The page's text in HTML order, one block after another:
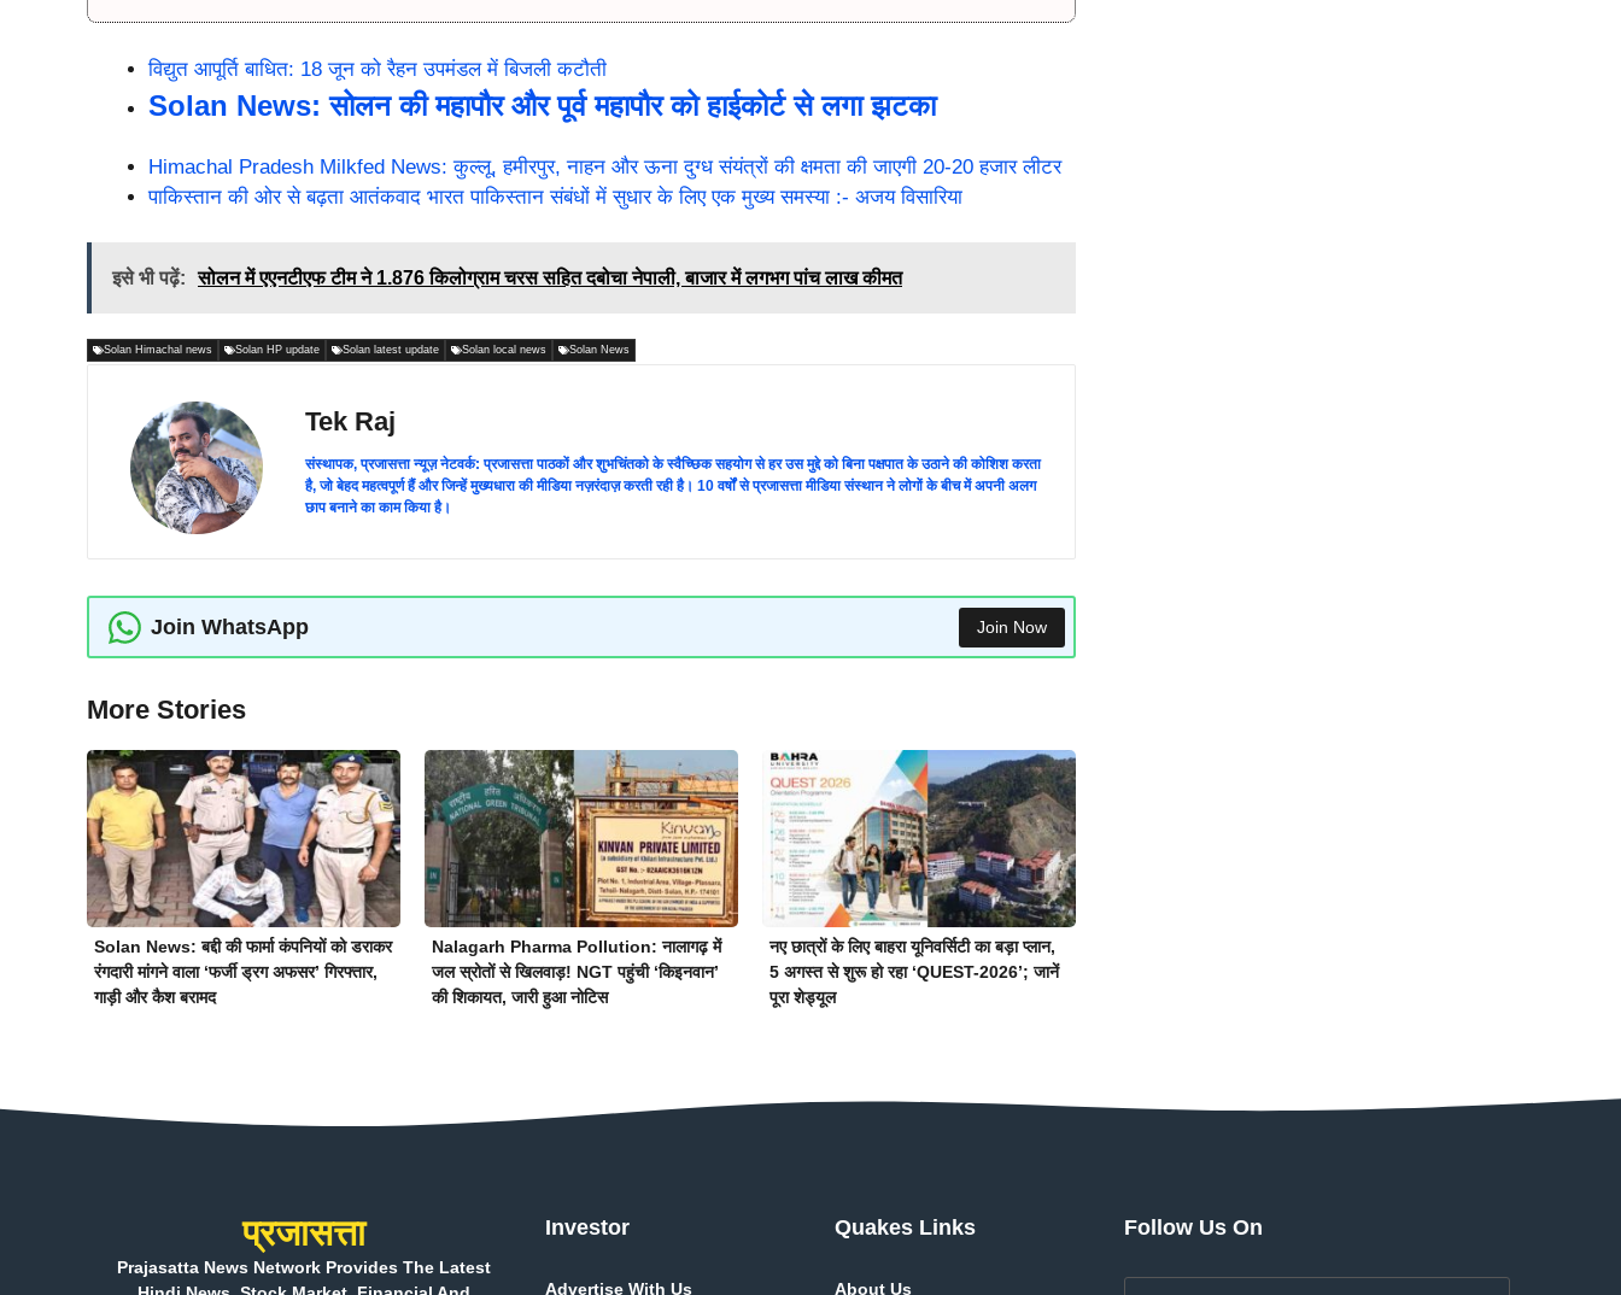
विद्युत आपूर्ति बाधित: 18 जून को रैहन उपमंडल में बिजली कटौती
Solan News: सोलन की महापौर और पूर्व महापौर को हाईकोर्ट से लगा झटका
Himachal Pradesh Milkfed News: कुल्लू, हमीरपुर, नाहन और ऊना दुग्ध संयंत्रों की क्षमता की जाएगी 20-20 हजार लीटर
पाकिस्तान की ओर से बढ़ता आतंकवाद भारत पाकिस्तान संबंधों में सुधार के लिए एक मुख्य समस्या :- अजय विसारिया
इसे भी पढ़ें: सोलन में एएनटीएफ टीम ने 1.876 किलोग्राम चरस सहित दबोचा नेपाली, बाजार में लगभग पांच लाख कीमत
Solan Himachal news Solan HP update Solan latest update Solan local news Solan News
Tek Raj
संस्थापक, प्रजासत्ता न्यूज़ नेटवर्क: प्रजासत्ता पाठकों और शुभचिंतको के स्वैच्छिक सहयोग से हर उस मुद्दे को बिना पक्षपात के उठाने की कोशिश करता
है, जो बेहद महत्वपूर्ण हैं और जिन्हें मुख्यधारा की मीडिया नज़रंदाज़ करती रही है। 10 वर्षों से प्रजासत्ता मीडिया संस्थान ने लोगों के बीच में अपनी अलग
छाप बनाने का काम किया है।
Join WhatsApp Join Now
More Stories
Solan News: बद्दी की फार्मा कंपनियों को डराकर
रंगदारी मांगने वाला ‘फर्जी ड्रग अफसर’ गिरफ्तार,
गाड़ी और कैश बरामद
Nalagarh Pharma Pollution: नालागढ़ में
जल स्रोतों से खिलवाड़! NGT पहुंची ‘किइनवान’
की शिकायत, जारी हुआ नोटिस
नए छात्रों के लिए बाहरा यूनिवर्सिटी का बड़ा प्लान,
5 अगस्त से शुरू हो रहा ‘QUEST-2026’; जानें
पूरा शेड्यूल
प्रजासत्ता
Prajasatta News Network Provides The Latest
Investor
Advertise With Us
Quakes Links
About Us
Follow Us On